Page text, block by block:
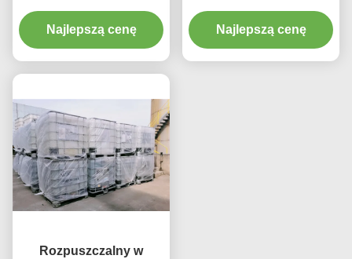
propylowy eter
Rozpylający
rozpuszczalnik
farb powlekających
Najlepszą cenę
Rozcieńczalnik do
powlekania Tusz
Pestycyd Glikol
Najlepszą cenę
Rozpuszczalny w